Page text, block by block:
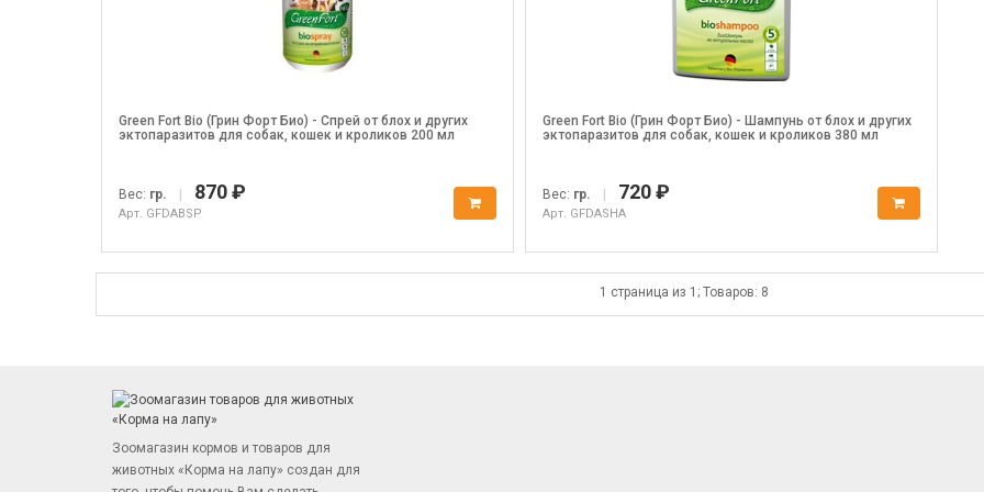
Green Fort Bio (Грин Форт Био) - Спрей от блох и других
эктопаразитов для собак, кошек и кроликов 200 мл
Вес: гр. 870 ₽
Арт. GFDABSP
Green Fort Bio (Грин Форт Био) - Шампунь от блох и других
эктопаразитов для собак, кошек и кроликов 380 мл
Вес: гр. 720 ₽
Арт. GFDASHA
1 страница из 1; Товаров: 8
Зоомагазин кормов и товаров для
животных «Корма на лапу» создан для